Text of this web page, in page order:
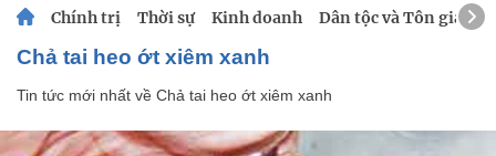
Chính trị Thời sự Kinh doanh Dân tộc và Tôn giáo
Chả tai heo ớt xiêm xanh
Tin tức mới nhất về Chả tai heo ớt xiêm xanh